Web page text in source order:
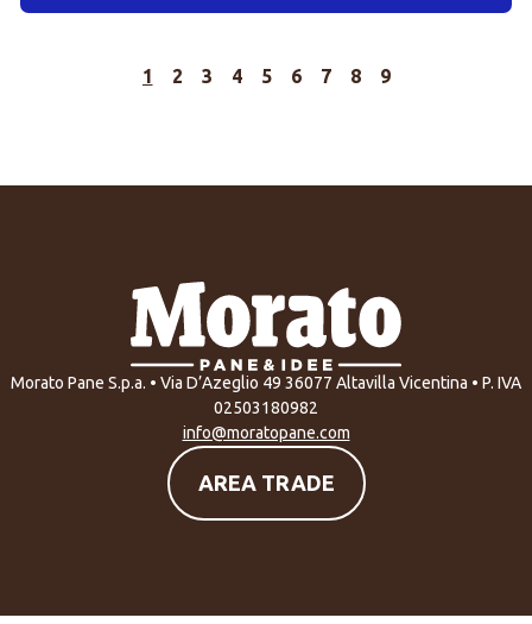
1 2 3 4 5 6 7 8 9
Morato Pane S.p.a. • Via D’Azeglio 49 36077 Altavilla Vicentina • P. IVA
02503180982
info@moratopane.com
AREA TRADE